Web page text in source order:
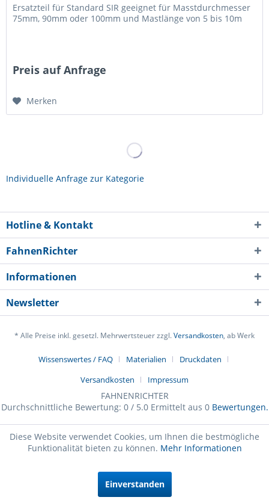
Ersatzteil für Standard SIR geeignet für Masstdurchmesser
75mm, 90mm oder 100mm und Mastlänge von 5 bis 10m
Preis auf Anfrage
Merken
Individuelle Anfrage zur Kategorie
Hotline & Kontakt
FahnenRichter
Informationen
Newsletter
* Alle Preise inkl. gesetzl. Mehrwertsteuer zzgl.Versandkosten, ab Werk
Wissenswertes / FAQ Materialien
Druckdaten
Versandkosten
Impressum
FAHNENRICHTER
Durchschnittliche Bewertung: 0/ 5.0Ermittelt aus 0 Bewertungen.
Diese Website verwendet Cookies, um Ihnen die bestmögliche
Funktionalität bieten zu können. Mehr Informationen
Einverstanden